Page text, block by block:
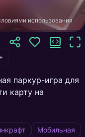
использования
паркур-игра для
карту на
Мобильная